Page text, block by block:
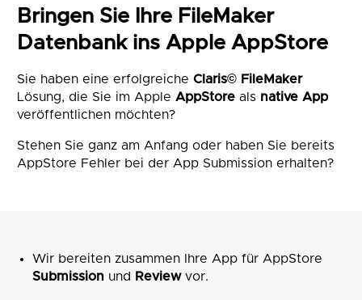
Bringen Sie Ihre FileMaker
Datenbank ins Apple AppStore
Sie haben eine erfolgreiche Claris© FileMaker
Lösung, die Sie im Apple AppStoreals native App
veröffentlichen möchten?
Stehen Sie ganz am Anfang oder haben Sie bereits
AppStore Fehler bei der App Submission erhalten?
Wir bereiten zusammen Ihre App für AppStore
Submissionund Reviewvor.